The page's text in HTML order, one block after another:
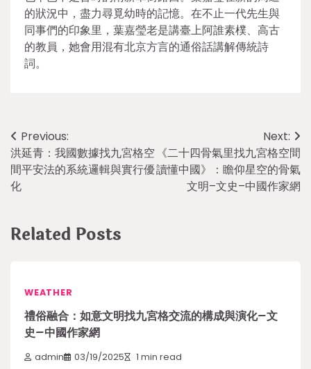
的狀況中，盡力尋覓幼時的記憶。在不止一代先生與
同事們的印象里，葉嘉瑩老是講臺上阿誰素樸、高古
的教員，她會用混有北京方言的通俗話講解傳統詩
詞。
Post
navigation
Previous:
洪延青：我國數據找九宮格空
間平安法的系統邏輯與實行優
化
Next:
《二十四骨氣里找九宮格空間
讀懂中國》：瞻仰星空的骨氣
文明–文史–中國作家網
Related Posts
WEATHER
禮俗融合：如意文明找九宮格交流的構成與演化–文
史–中國作家網
admin 03/19/2025 1 min read